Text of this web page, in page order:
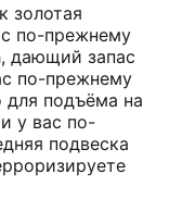
золотая
по-прежнему
дающий запас
по-прежнему
для подъёма на
у вас по-
подвеска